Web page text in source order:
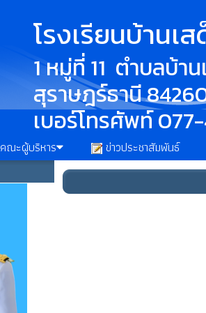
โรงเรียนบ้านเ
1 หมู่ที่ 11 ตำบลบ้า
สุราษฎร์ธานี
เบอร์โทรศัพท์
คณะผู้บริหาร ข่าวประชาสัมพันธ์